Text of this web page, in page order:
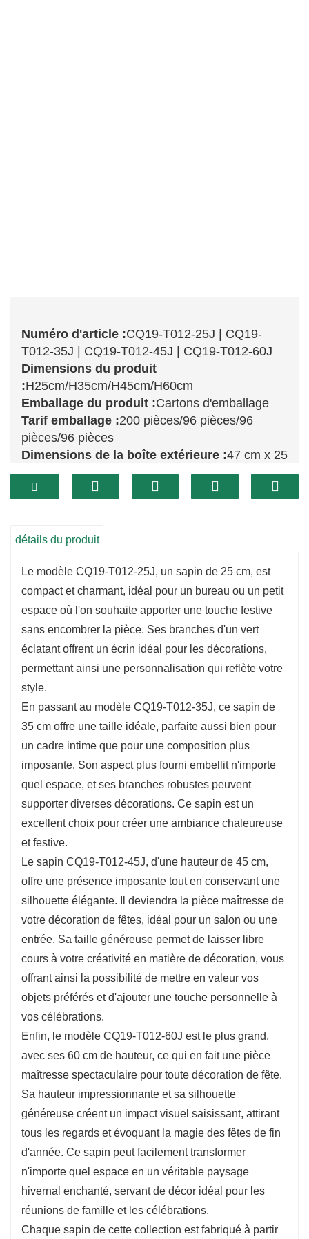
Numéro d'article :CQ19-T012-25J | CQ19-
T012-35J | CQ19-T012-45J | CQ19-T012-60J
Dimensions du produit
:H25cm/H35cm/H45cm/H60cm
Emballage du produit :Cartons d'emballage
Tarif emballage :200 pièces/96 pièces/96
pièces/96 pièces
Dimensions de la boîte extérieure :47 cm x 25
cm x 47 cm / 50 cm x 33 cm x 42 cm / 80 cm x
26 cm x 48 cm / 74 cm x 55 cm x 55 cm
de Noël au design soigné : CQ19-T012-25J,
CQ19-T012-35J, CQ19-T012-45J et CQ19-
T012-60J. Chaque sapin de cette collection,
avec son feuillage luxuriant et réaliste, capture
l’esprit des fêtes et embellit à merveille tous les
espaces. La variété des tailles permet de
trouver le sapin idéal pour chaque décor, des
petites compositions de table aux installations
plus imposantes dans un salon.
détails du produit
Le modèle CQ19-T012-25J, un sapin de 25 cm, est
compact et charmant, idéal pour un bureau ou un petit
espace où l'on souhaite apporter une touche festive
sans encombrer la pièce. Ses branches d'un vert
éclatant offrent un écrin idéal pour les décorations,
permettant ainsi une personnalisation qui reflète votre
style.
En passant au modèle CQ19-T012-35J, ce sapin de
35 cm offre une taille idéale, parfaite aussi bien pour
un cadre intime que pour une composition plus
imposante. Son aspect plus fourni embellit n'importe
quel espace, et ses branches robustes peuvent
supporter diverses décorations. Ce sapin est un
excellent choix pour créer une ambiance chaleureuse
et festive.
Le sapin CQ19-T012-45J, d'une hauteur de 45 cm,
offre une présence imposante tout en conservant une
silhouette élégante. Il deviendra la pièce maîtresse de
votre décoration de fêtes, idéal pour un salon ou une
entrée. Sa taille généreuse permet de laisser libre
cours à votre créativité en matière de décoration, vous
offrant ainsi la possibilité de mettre en valeur vos
objets préférés et d'ajouter une touche personnelle à
vos célébrations.
Enfin, le modèle CQ19-T012-60J est le plus grand,
avec ses 60 cm de hauteur, ce qui en fait une pièce
maîtresse spectaculaire pour toute décoration de fête.
Sa hauteur impressionnante et sa silhouette
généreuse créent un impact visuel saisissant, attirant
tous les regards et évoquant la magie des fêtes de fin
d'année. Ce sapin peut facilement transformer
n'importe quel espace en un véritable paysage
hivernal enchanté, servant de décor idéal pour les
réunions de famille et les célébrations.
Chaque sapin de cette collection est fabriqué à partir